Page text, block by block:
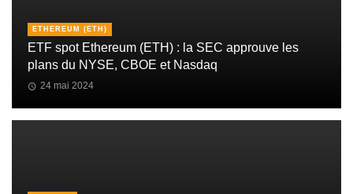
ETHEREUM (ETH)
ETF spot Ethereum (ETH) : la SEC approuve les
plans du NYSE, CBOE et Nasdaq
24 mai 2024